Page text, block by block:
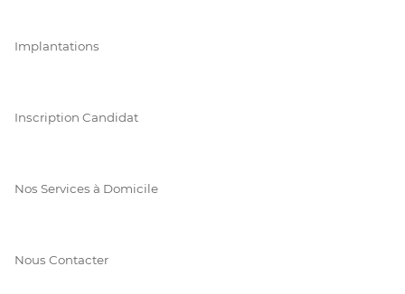
Implantations
Inscription Candidat
Nos Services à Domicile
Nous Contacter